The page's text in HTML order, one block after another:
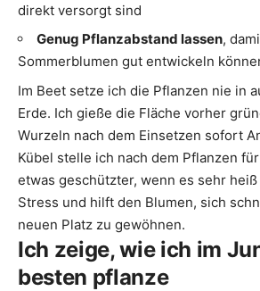
direkt versorgt sind
Genug Pflanzabstand lassen,
Sommerblumen gut entwickeln
Im Beet setze ich die Pflanzen nie in
Erde. Ich gieße die Fläche vorher
Wurzeln nach dem Einsetzen sofort
Kübel stelle ich nach dem Pflanzen
etwas geschützter, wenn es sehr
Stress und hilft den Blumen, sich
neuen Platz zu gewöhnen.
Ich zeige, wie ich im
besten pflanze